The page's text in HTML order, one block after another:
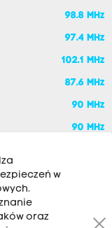
98.8 MHz
97.4 MHz
102.1 MHz
87.6 MHz
90 MHz
90 MHz
w
oraz